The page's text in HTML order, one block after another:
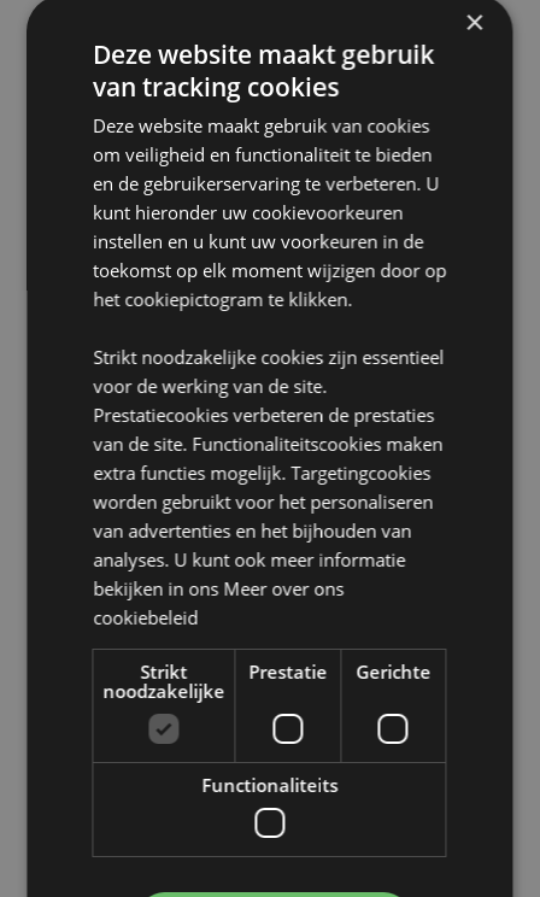
Product beschrijving
Relaxeazzz Adoramals Archie de Haai Rond Reiskussen &
Slaapmasker
Materiaal:95% polyester en 5% spandex
Gift of the Year Winnaar: Hot Novelty 2020
Wasinformatie: Machinewas op 30°C
Geschikt voor bleken:Nee
Geschikt voor wasdroger: Nee
Geschikt voor stomerij: Nee
Geschikt voor strijken:Nee
Product Bron:
Zoekt u meer informatie over kopen bij Puckator?
Lees dan onzeklanten informatie gids.
Product eigenschappen
Hoogte 17cm Breedte 18cm Diepte 11cm Open
5055071789229
56
0.186000
Nee
Adoramals
×
Deze website maakt gebruik
van tracking cookies
Deze website maakt gebruik van cookies
om veiligheid en functionaliteit te bieden
en de gebruikerservaring te verbeteren. U
kunt hieronder uw cookievoorkeuren
instellen en u kunt uw voorkeuren in de
toekomst op elk moment wijzigen door op
het cookiepictogram te klikken.
Strikt noodzakelijke cookies zijn essentieel
voor de werking van de site.
Prestatiecookies verbeteren de prestaties
van de site. Functionaliteitscookies maken
extra functies mogelijk. Targetingcookies
worden gebruikt voor het personaliseren
van advertenties en het bijhouden van
analyses. U kunt ook meer informatie
bekijken in ons Meer over ons
cookiebeleid
Strikt
noodzakelijke
Prestatie Gerichte
Functionaliteits